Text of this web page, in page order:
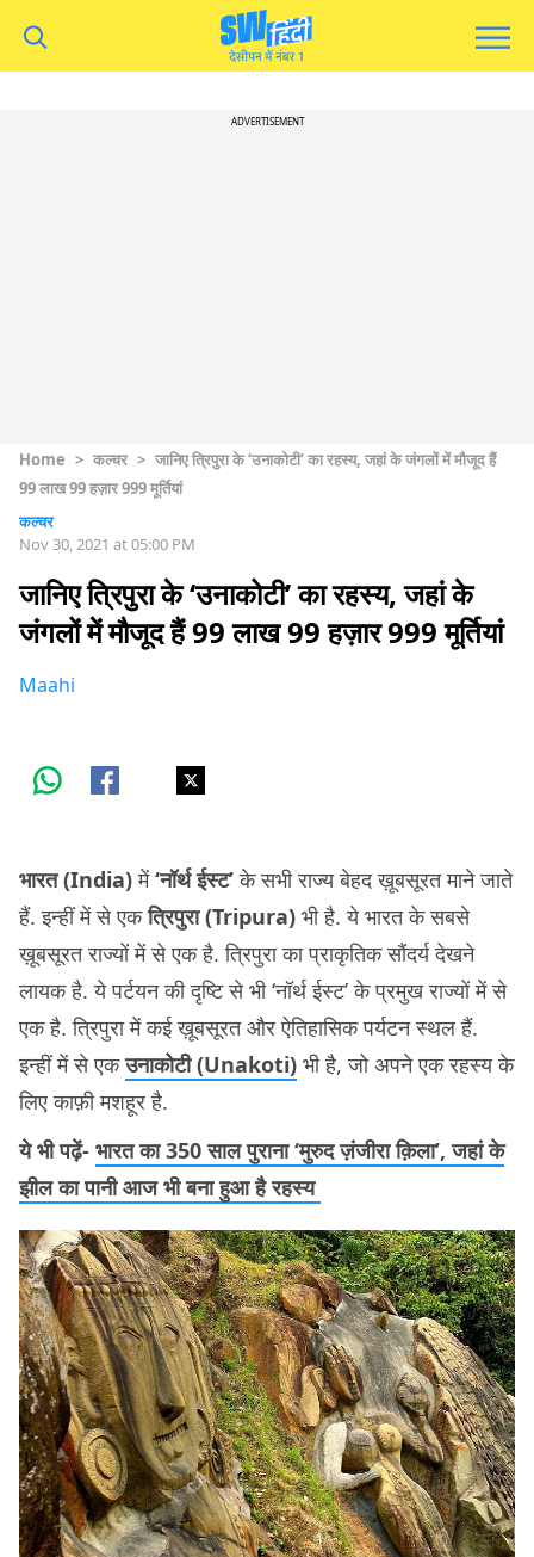
ADVERTISEMENT
Home > कल्चर > जानिए त्रिपुरा के ‘उनाकोटी’ का रहस्य, जहां के जंगलों में मौजूद हैं
99 लाख 99 हज़ार 999 मूर्तियां
कल्चर
Nov 30, 2021 at 05:00 PM
जानिए त्रिपुरा के ‘उनाकोटी’ का रहस्य, जहां के
जंगलों में मौजूद हैं 99 लाख 99 हज़ार 999 मूर्तियां
Maahi
भारत (India)में‘नॉर्थ ईस्ट’के सभी राज्य बेहद ख़ूबसूरत माने जाते
हैं. इन्हीं में से एकत्रिपुरा (Tripura) भी है. ये भारत के सबसे
ख़ूबसूरत राज्यों में से एक है. त्रिपुरा का प्राकृतिक सौंदर्य देखने
लायक है. ये पर्टयन की दृष्टि से भी ‘नॉर्थ ईस्ट’ के प्रमुख राज्यों में से
एक है. त्रिपुरा में कई ख़ूबसूरत और ऐतिहासिक पर्यटन स्थल हैं.
इन्हीं में से एकउनाकोटी (Unakoti) भी है, जो अपने एक रहस्य के
लिए काफ़ी मशहूर है.
ये भी पढ़ें- भारत का 350 साल पुराना ‘मुरुद ज़ंजीरा क़िला’, जहां के
झील का पानी आज भी बना हुआ है रहस्य